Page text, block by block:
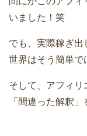
いました！笑
でも、実際稼ぎ
世界はそう簡単で
そして、アフィリ
「間違った解釈